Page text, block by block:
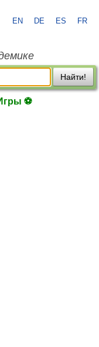
EN DE ES FR
Найти!
⚽